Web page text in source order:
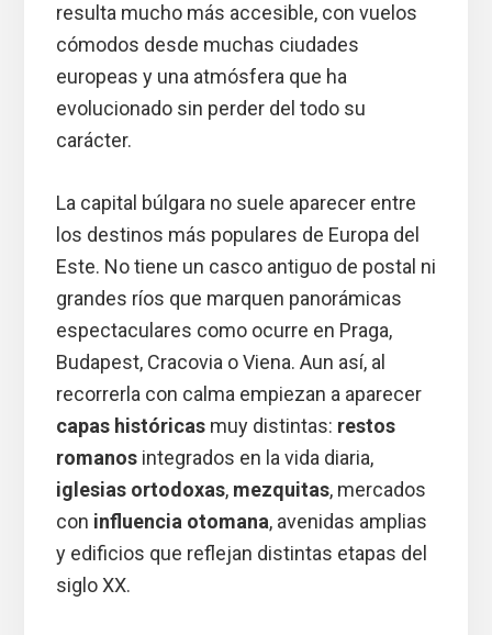
resulta mucho más accesible, con vuelos
cómodos desde muchas ciudades
europeas y una atmósfera que ha
evolucionado sin perder del todo su
carácter.
La capital búlgara no suele aparecer entre
los destinos más populares de Europa del
Este. No tiene un casco antiguo de postal ni
grandes ríos que marquen panorámicas
espectaculares como ocurre en Praga,
Budapest, Cracovia o Viena. Aun así, al
recorrerla con calma empiezan a aparecer
capas históricasmuy distintas: restos
romanosintegrados en la vida diaria,
iglesias ortodoxas, mezquitas, mercados
con influencia otomana, avenidas amplias
y edificios que reflejan distintas etapas del
siglo XX.